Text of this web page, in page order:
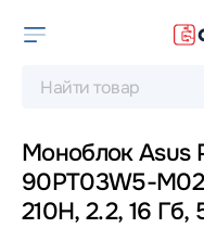
Моноблок Asus
90PT03W5-
210H, 2.2, 16 Гб,